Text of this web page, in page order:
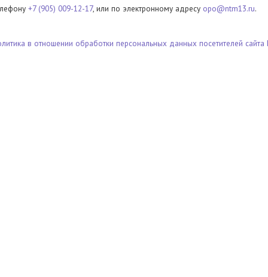
+7 (905) 009-12-17, или по электронному адресу opo@ntm13.ru.
в отношении обработки персональных данных посетителей